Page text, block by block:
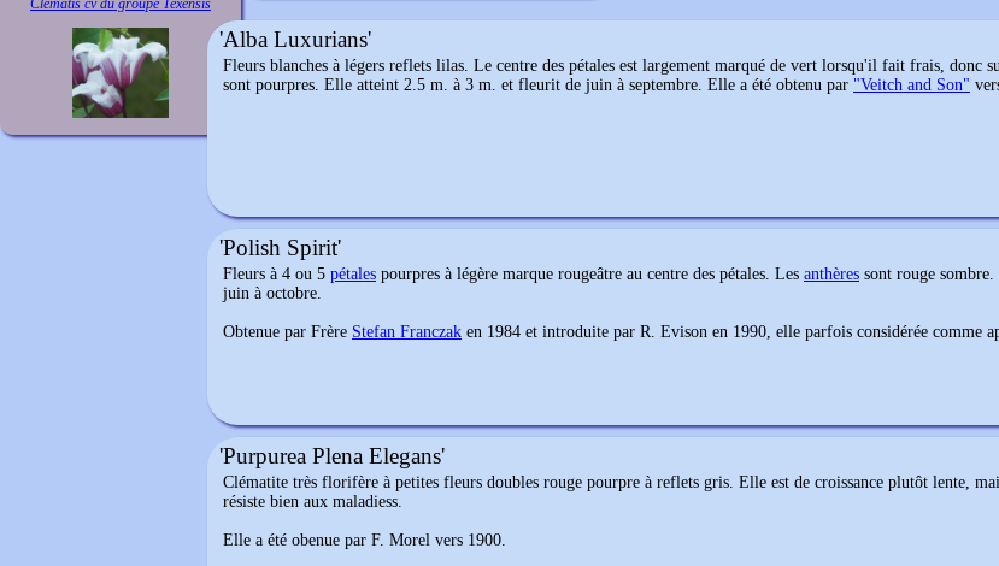
Clematis cv du groupe Texensis
'Alba Luxurians'
Fleurs blanches à légers reflets lilas. Le centre des pétales est largement marqué de vert lorsqu'il fait frais, donc
sont pourpres. Elle atteint 2.5 m. à 3 m. et fleurit de juin à septembre. Elle a été obtenu par "Veitch and Son"
'Polish Spirit'
Fleurs à 4 ou 5 pétales pourpres à légère marque rougeâtre au centre des pétales. Les anthères sont rouge
juin à octobre.
Obtenue par Frère Stefan Franczak en 1984 et introduite par R. Evison en 1990, elle parfois considérée comme
'Purpurea Plena Elegans'
Clématite très florifère à petites fleurs doubles rouge pourpre à reflets gris. Elle est de croissance plutôt lente,
résiste bien aux maladiess.
Elle a été obenue par F. Morel vers 1900.